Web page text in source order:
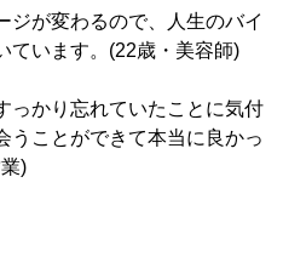
ジが変わるので、人生のバイ
ています。(22歳・美容師)
っかり忘れていたことに気付
うことができて本当に良かっ
)